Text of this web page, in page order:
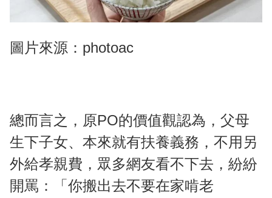
圖片來源：photoac
總而言之，原PO的價值觀認為，父母
生下子女、本來就有扶養義務，不用另
外給孝親費，眾多網友看不下去，紛紛
開罵：「你搬出去不要在家啃老